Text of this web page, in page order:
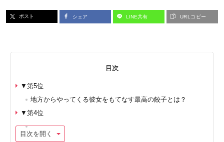
ポスト シェア LINE共有 URLコピー
目次
▼第5位
地方からやってくる彼女をもてなす最高の餃子とは？
▼第4位
目次を開く